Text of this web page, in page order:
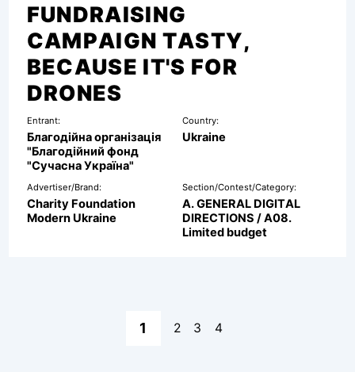
FUNDRAISING
CAMPAIGN TASTY,
BECAUSE IT'S FOR
DRONES
Entrant:
Благодійна організація
"Благодійний фонд
"Сучасна Україна"
Country:
Ukraine
Advertiser/Brand:
Charity Foundation
Modern Ukraine
Section/Contest/Category:
A. GENERAL DIGITAL
DIRECTIONS / A08.
Limited budget
1 2 3 4